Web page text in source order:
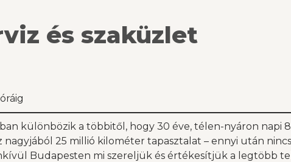
és szaküzlet
különbözik a többitől, hogy 30 éve, télen-nyáron napi
25 millió kilométer tapasztalat – ennyi után
Budapesten mi szereljük és értékesítjük a legtöbb